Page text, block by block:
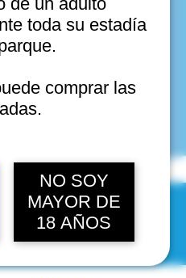
toda su estadía
comprar las
NO SOY
MAYOR DE
18 AÑOS
11